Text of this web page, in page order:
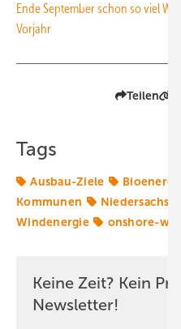
Ende September schon so viel
Vorjahr
Teilen
Tags
Ausbau-Ziele Bioenergie
Kommunen
Niedersachsen
Windenergie
onshore-wind
Keine Zeit? Kein
Newsletter!